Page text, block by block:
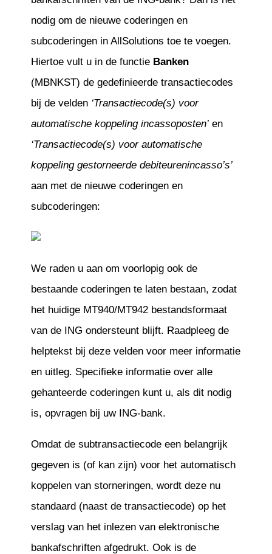
nodig om de nieuwe coderingen en
subcoderingen in AllSolutions toe te voegen.
Hiertoe vult u in de functie Banken
(MBNKST) de gedefinieerde transactiecodes
bij de velden ‘Transactiecode(s) voor
automatische koppeling incassoposten’ en
‘Transactiecode(s) voor automatische
koppeling gestorneerde debiteurenincasso’s’
aan met de nieuwe coderingen en
subcoderingen:
We raden u aan om voorlopig ook de
bestaande coderingen te laten bestaan, zodat
het huidige MT940/MT942 bestandsformaat
van de ING ondersteunt blijft. Raadpleeg de
helptekst bij deze velden voor meer informatie
en uitleg. Specifieke informatie over alle
gehanteerde coderingen kunt u, als dit nodig
is, opvragen bij uw ING-bank.
Omdat de subtransactiecode een belangrijk
gegeven is (of kan zijn) voor het automatisch
koppelen van storneringen, wordt deze nu
standaard (naast de transactiecode) op het
verslag van het inlezen van elektronische
bankafschriften afgedrukt. Ook is de